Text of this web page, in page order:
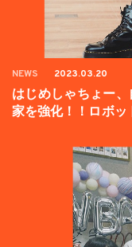
NEWS 2023.03.20
はじめしゃちょー
家を強化！！ロボッ